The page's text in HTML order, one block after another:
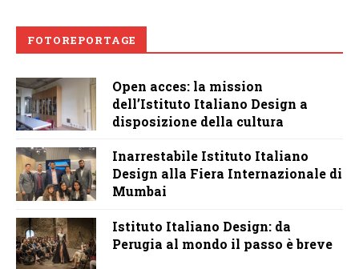
FOTOREPORTAGE
Open acces: la mission
dell’Istituto Italiano Design a
disposizione della cultura
Inarrestabile Istituto Italiano
Design alla Fiera Internazionale di
Mumbai
Istituto Italiano Design: da
Perugia al mondo il passo è breve